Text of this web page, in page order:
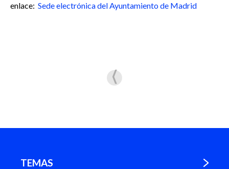
enlace: Sede electrónica del Ayuntamiento de Madrid
TEMAS